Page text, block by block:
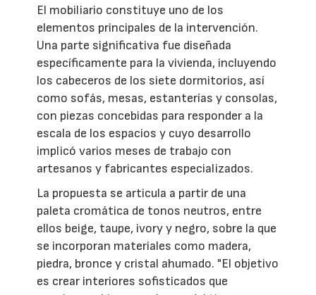
El mobiliario constituye uno de los
elementos principales de la intervención.
Una parte significativa fue diseñada
específicamente para la vivienda, incluyendo
los cabeceros de los siete dormitorios, así
como sofás, mesas, estanterías y consolas,
con piezas concebidas para responder a la
escala de los espacios y cuyo desarrollo
implicó varios meses de trabajo con
artesanos y fabricantes especializados.
La propuesta se articula a partir de una
paleta cromática de tonos neutros, entre
ellos beige, taupe, ivory y negro, sobre la que
se incorporan materiales como madera,
piedra, bronce y cristal ahumado. "El objetivo
es crear interiores sofisticados que